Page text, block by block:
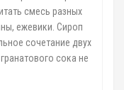
смесь разных
ежевики. Сироп
сочетание двух
сока не